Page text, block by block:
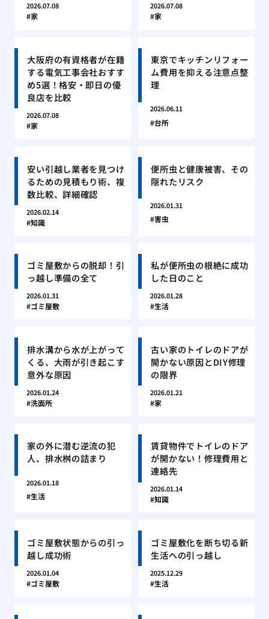
2026.07.08
家
2026.07.08
家
大阪府の有資格者が在籍
する電気工事会社おすす
め5選！格安・即日の優
良店を比較
2026.07.08
家
東京でキッチンリフォー
ム費用を抑える注意点整
理
2026.06.11
台所
安い引越し業者を見つけ
るための見積もり術、複
数比較、詳細確認
2026.02.14
知識
便所虫と健康被害、その
隠れたリスク
2026.01.31
害虫
ゴミ屋敷からの脱却！引
っ越し準備の全て
2026.01.31
ゴミ屋敷
私が便所虫の根絶に成功
した日のこと
2026.01.28
生活
排水溝から水が上がって
くる、大雨が引き起こす
意外な原因
2026.01.24
洗面所
古い家のトイレのドアが
開かない原因とDIY修理
の限界
2026.01.21
家
家の外に潜む逆流の犯
人、排水桝の詰まり
2026.01.18
生活
賃貸物件でトイレのドア
が開かない！修理費用と
連絡先
2026.01.14
知識
ゴミ屋敷状態からの引っ
越し成功術
2026.01.04
ゴミ屋敷
ゴミ屋敷化を断ち切る新
生活への引っ越し
2025.12.29
生活